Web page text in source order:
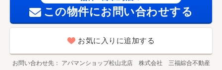
この物件にお問い合わせする
お気に入りに追加する
お問い合わせ先 アパマンショップ松山北店 株式会社 三福綜合不動産